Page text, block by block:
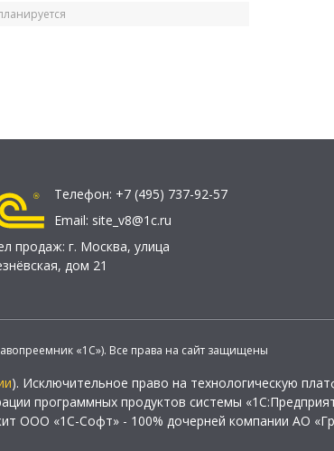
Телефон: +7 (495) 737-92-57
Email: site_v8@1c.ru
продаж: г. Москва, улица
дом 21
«1С»). Все права на сайт защищены
). Исключительное право на технологическую
программных продуктов системы
ООО «1С-Софт» - 100% дочерней компании АО